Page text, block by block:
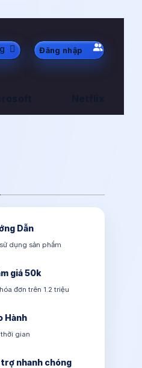
Đăng nhập
Dẫn
dụng sản phẩm
giá 50k
đơn trên 1.2 triệu
Hành
gian
trợ nhanh chóng